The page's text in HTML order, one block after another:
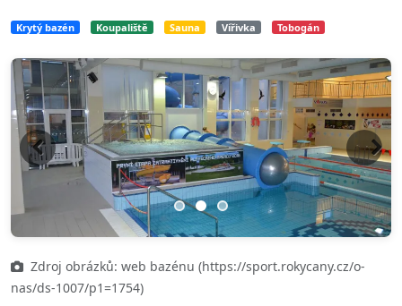
Krytý bazén Koupaliště Sauna Vířivka Tobogán
Previous Next
Zdroj obrázků: web bazénu (https://sport.rokycany.cz/o-
nas/ds-1007/p1=1754)